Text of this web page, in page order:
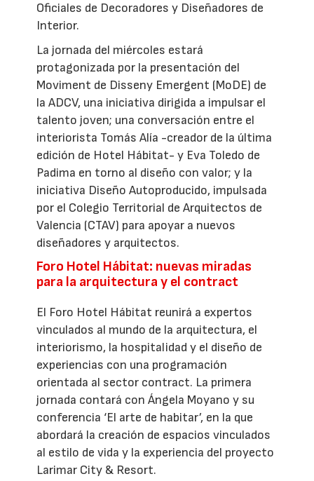
Oficiales de Decoradores y Diseñadores de
Interior.
La jornada del miércoles estará
protagonizada por la presentación del
Moviment de Disseny Emergent (MoDE) de
la ADCV, una iniciativa dirigida a impulsar el
talento joven; una conversación entre el
interiorista Tomás Alía -creador de la última
edición de Hotel Hábitat- y Eva Toledo de
Padima en torno al diseño con valor; y la
iniciativa Diseño Autoproducido, impulsada
por el Colegio Territorial de Arquitectos de
Valencia (CTAV) para apoyar a nuevos
diseñadores y arquitectos.
Foro Hotel Hábitat: nuevas miradas
para la arquitectura y el contract
El Foro Hotel Hábitat reunirá a expertos
vinculados al mundo de la arquitectura, el
interiorismo, la hospitalidad y el diseño de
experiencias con una programación
orientada al sector contract. La primera
jornada contará con Ángela Moyano y su
conferencia ‘El arte de habitar’, en la que
abordará la creación de espacios vinculados
al estilo de vida y la experiencia del proyecto
Larimar City & Resort.